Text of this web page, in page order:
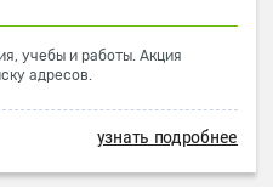
учебы и работы. Акция
адресов.
узнать подробнее